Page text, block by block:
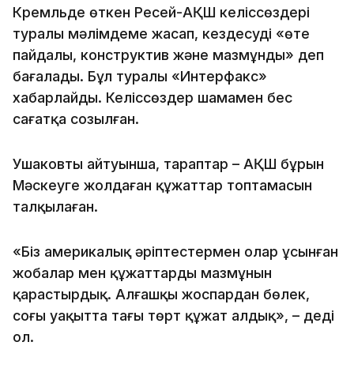
Кремльде өткен Ресей-АҚШ келіссөздері
туралы мәлімдеме жасап, кездесуді «өте
пайдалы, конструктив және мазмұнды» деп
бағалады. Бұл туралы «Интерфакс»
хабарлайды. Келіссөздер шамамен бес
сағатқа созылған.
Ушаковтың айтуынша, тараптар – АҚШ бұрын
Мәскеуге жолдаған құжаттар топтамасын
талқылаған.
«Біз америкалық әріптестермен олар ұсынған
жобалар мен құжаттардың мазмұнын
қарастырдық. Алғашқы жоспардан бөлек,
соңғы уақытта тағы төрт құжат алдық», – деді
ол.